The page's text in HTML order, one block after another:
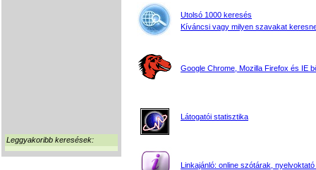
Leggyakoribb keresések:
Utolsó 1000 keresés
Kíváncsi vagy milyen szavakat
Google Chrome, Mozilla Firefox és IE
Látogatói statisztika
Linkajánló: online szótárak, nyelvoktató